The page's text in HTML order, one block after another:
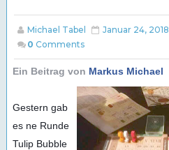
Michael Tabel Januar 24, 2018
0 Comments
Ein Beitrag von Markus Michael
Gestern gab
es ne Runde
Tulip Bubble